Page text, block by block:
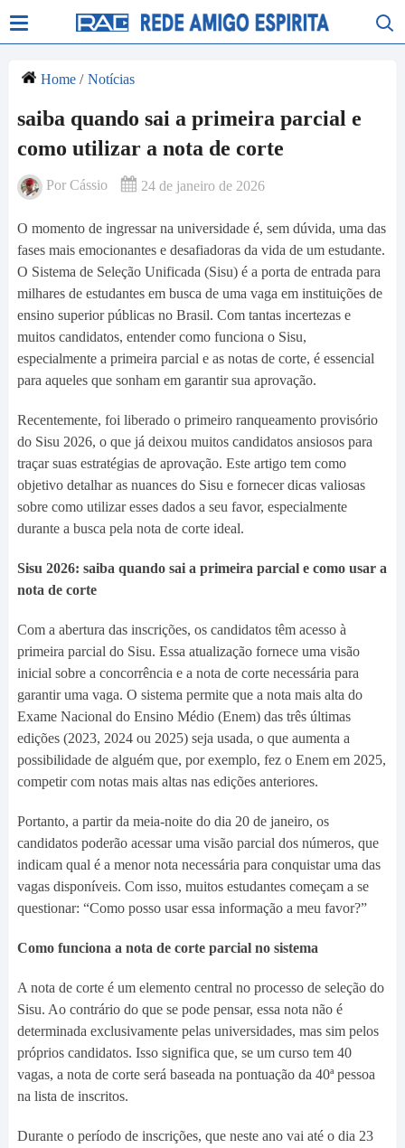
Home/ Notícias
saiba quando sai a primeira parcial e
como utilizar a nota de corte
Por Cássio 24 de janeiro de 2026
O momento de ingressar na universidade é, sem dúvida, uma das
fases mais emocionantes e desafiadoras da vida de um estudante.
O Sistema de Seleção Unificada (Sisu) é a porta de entrada para
milhares de estudantes em busca de uma vaga em instituições de
ensino superior públicas no Brasil. Com tantas incertezas e
muitos candidatos, entender como funciona o Sisu,
especialmente a primeira parcial e as notas de corte, é essencial
para aqueles que sonham em garantir sua aprovação.
Recentemente, foi liberado o primeiro ranqueamento provisório
do Sisu 2026, o que já deixou muitos candidatos ansiosos para
traçar suas estratégias de aprovação. Este artigo tem como
objetivo detalhar as nuances do Sisu e fornecer dicas valiosas
sobre como utilizar esses dados a seu favor, especialmente
durante a busca pela nota de corte ideal.
Sisu 2026: saiba quando sai a primeira parcial e como usar a
nota de corte
Com a abertura das inscrições, os candidatos têm acesso à
primeira parcial do Sisu. Essa atualização fornece uma visão
inicial sobre a concorrência e a nota de corte necessária para
garantir uma vaga. O sistema permite que a nota mais alta do
Exame Nacional do Ensino Médio (Enem) das três últimas
edições (2023, 2024 ou 2025) seja usada, o que aumenta a
possibilidade de alguém que, por exemplo, fez o Enem em 2025,
competir com notas mais altas nas edições anteriores.
Portanto, a partir da meia-noite do dia 20 de janeiro, os
candidatos poderão acessar uma visão parcial dos números, que
indicam qual é a menor nota necessária para conquistar uma das
vagas disponíveis. Com isso, muitos estudantes começam a se
questionar: “Como posso usar essa informação a meu favor?”
Como funciona a nota de corte parcial no sistema
A nota de corte é um elemento central no processo de seleção do
Sisu. Ao contrário do que se pode pensar, essa nota não é
determinada exclusivamente pelas universidades, mas sim pelos
próprios candidatos. Isso significa que, se um curso tem 40
vagas, a nota de corte será baseada na pontuação da 40ª pessoa
na lista de inscritos.
Durante o período de inscrições, que neste ano vai até o dia 23